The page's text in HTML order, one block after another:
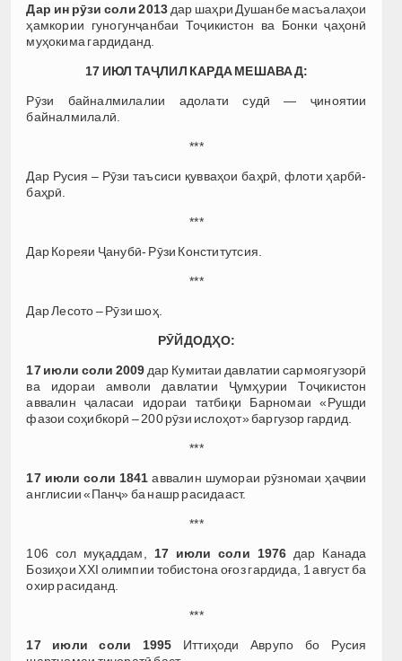
Дар ин рӯзи соли 2013 дар шаҳри Душанбе масъалаҳои
ҳамкории гуногунҷанбаи Тоҷикистон ва Бонки ҷаҳонӣ
муҳокима гардиданд.
17 ИЮЛ ТАҶЛИЛ КАРДА МЕШАВАД:
Рӯзи байналмилалии адолати судӣ — ҷиноятии
байналмилалӣ.
***
Дар Русия – Рӯзи таъсиси қувваҳои баҳрӣ, флоти ҳарбӣ-
баҳрӣ.
***
Дар Кореяи Ҷанубӣ- Рӯзи Конститутсия.
***
Дар Лесото – Рӯзи шоҳ.
РӮЙДОДҲО:
17 июли соли 2009 дар Кумитаи давлатии сармоягузорӣ
ва идораи амволи давлатии Ҷумҳурии Тоҷикистон
аввалин ҷаласаи идораи татбиқи Барномаи «Рушди
фазои соҳибкорӣ – 200 рӯзи ислоҳот» баргузор гардид.
***
17 июли соли 1841аввалин шумораи рӯзномаи ҳаҷвии
англисии «Панҷ» ба нашр расидааст.
***
106 сол муқаддам, 17 июли соли 1976 дар Канада
Бозиҳои XXI олимпии тобистона оғоз гардида, 1 август ба
охир расиданд.
***
17 июли соли 1995 Иттиҳоди Аврупо бо Русия